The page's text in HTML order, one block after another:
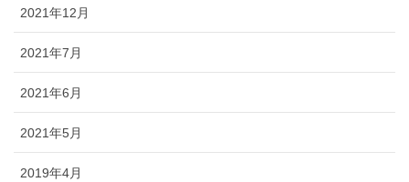
2021年12月
2021年7月
2021年6月
2021年5月
2019年4月